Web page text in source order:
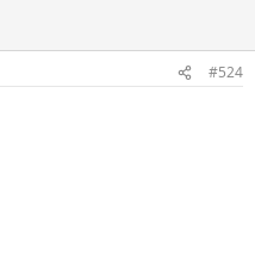
#524